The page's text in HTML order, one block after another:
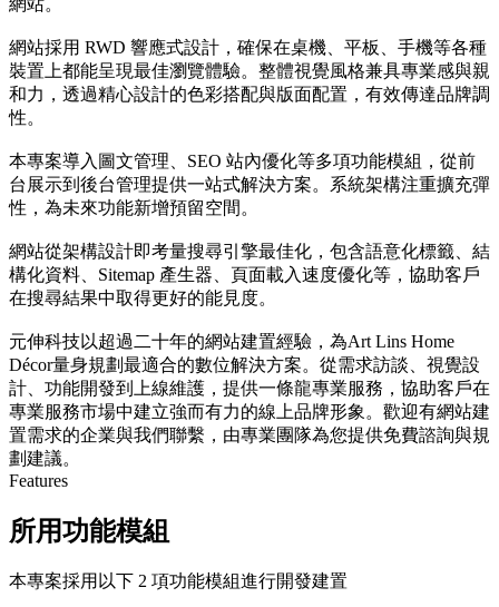
網站採用 RWD 響應式設計，確保在桌機、平板、手機等各種
裝置上都能呈現最佳瀏覽體驗。整體視覺風格兼具專業感與親
和力，透過精心設計的色彩搭配與版面配置，有效傳達品牌調
性。
本專案導入圖文管理、SEO 站內優化等多項功能模組，從前
台展示到後台管理提供一站式解決方案。系統架構注重擴充彈
性，為未來功能新增預留空間。
網站從架構設計即考量搜尋引擎最佳化，包含語意化標籤、結
構化資料、Sitemap 產生器、頁面載入速度優化等，協助客戶
在搜尋結果中取得更好的能見度。
元伸科技以超過二十年的網站建置經驗，為Art Lins Home
Décor量身規劃最適合的數位解決方案。從需求訪談、視覺設
計、功能開發到上線維護，提供一條龍專業服務，協助客戶在
專業服務市場中建立強而有力的線上品牌形象。歡迎有網站建
置需求的企業與我們聯繫，由專業團隊為您提供免費諮詢與規
劃建議。
Features
所用功能模組
本專案採用以下 2 項功能模組進行開發建置